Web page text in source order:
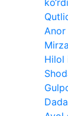
Anor
Hilol